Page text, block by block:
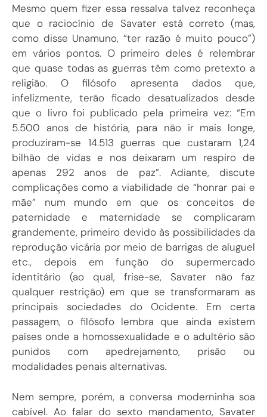
Mesmo quem fizer essa ressalva talvez reconheça
que o raciocínio de Savater está correto (mas,
como disse Unamuno, “ter razão é muito pouco”)
em vários pontos. O primeiro deles é relembrar
que quase todas as guerras têm como pretexto a
religião. O filósofo apresenta dados que,
infelizmente, terão ficado desatualizados desde
que o livro foi publicado pela primeira vez: “Em
5.500 anos de história, para não ir mais longe,
produziram-se 14.513 guerras que custaram 1,24
bilhão de vidas e nos deixaram um respiro de
apenas 292 anos de paz”. Adiante, discute
complicações como a viabilidade de “honrar pai e
mãe” num mundo em que os conceitos de
paternidade e maternidade se complicaram
grandemente, primeiro devido às possibilidades da
reprodução vicária por meio de barrigas de aluguel
etc., depois em função do supermercado
identitário (ao qual, frise-se, Savater não faz
qualquer restrição) em que se transformaram as
principais sociedades do Ocidente. Em certa
passagem, o filósofo lembra que ainda existem
países onde a homossexualidade e o adultério são
punidos com apedrejamento, prisão ou
modalidades penais alternativas.
Nem sempre, porém, a conversa moderninha soa
cabível. Ao falar do sexto mandamento, Savater